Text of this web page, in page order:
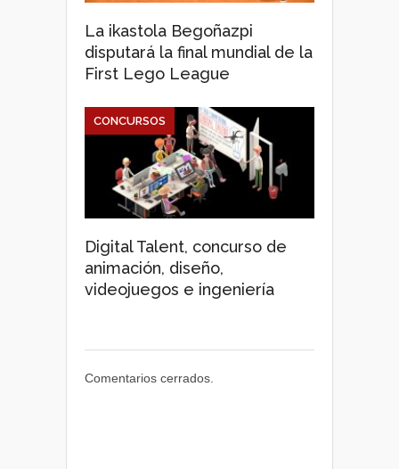
La ikastola Begoñazpi
disputará la final mundial de la
First Lego League
Digital Talent, concurso de
animación, diseño,
videojuegos e ingeniería
CONCURSOS
Comentarios cerrados.